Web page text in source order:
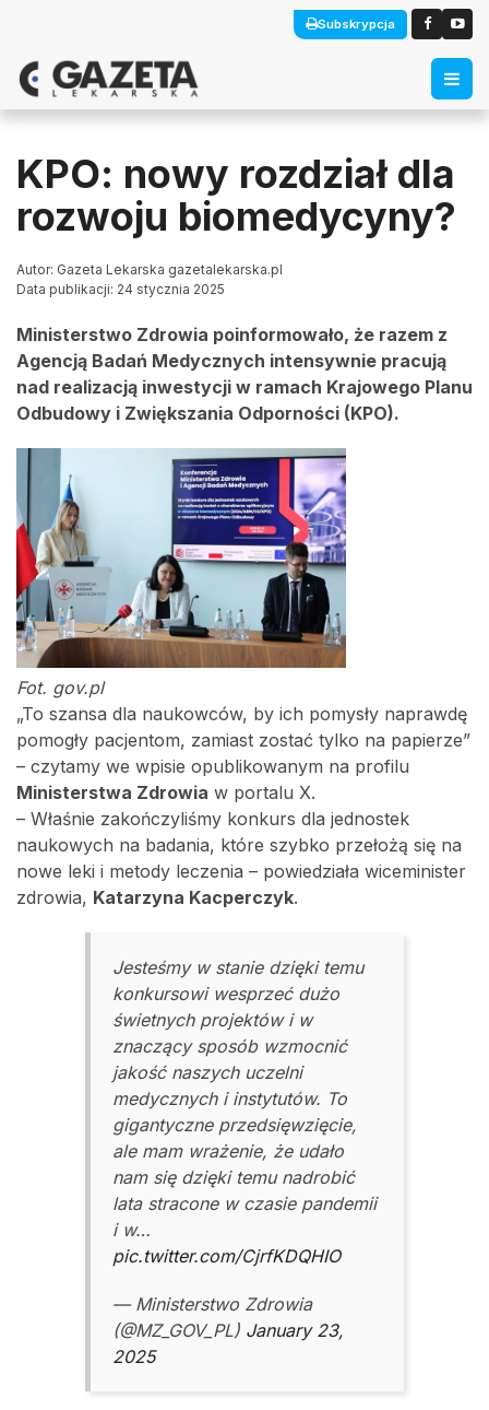
Subskrypcja
KPO: nowy rozdział dla
rozwoju biomedycyny?
Autor: Gazeta Lekarska gazetalekarska.pl
Data publikacji: 24 stycznia 2025
Ministerstwo Zdrowia poinformowało, że razem z
Agencją Badań Medycznych intensywnie pracują
nad realizacją inwestycji w ramach Krajowego Planu
Odbudowy i Zwiększania Odporności (KPO).
Fot. gov.pl
„To szansa dla naukowców, by ich pomysły naprawdę
pomogły pacjentom, zamiast zostać tylko na papierze”
– czytamy we wpisie opublikowanym na profilu
Ministerstwa Zdrowia w portalu X.
– Właśnie zakończyliśmy konkurs dla jednostek
naukowych na badania, które szybko przełożą się na
nowe leki i metody leczenia – powiedziała wiceminister
zdrowia, Katarzyna Kacperczyk.
Jesteśmy w stanie dzięki temu
konkursowi wesprzeć dużo
świetnych projektów i w
znaczący sposób wzmocnić
jakość naszych uczelni
medycznych i instytutów. To
gigantyczne przedsięwzięcie,
ale mam wrażenie, że udało
nam się dzięki temu nadrobić
lata stracone w czasie pandemii
i w…
pic.twitter.com/CjrfKDQHIO
— Ministerstwo Zdrowia
(@MZ_GOV_PL) January 23,
2025